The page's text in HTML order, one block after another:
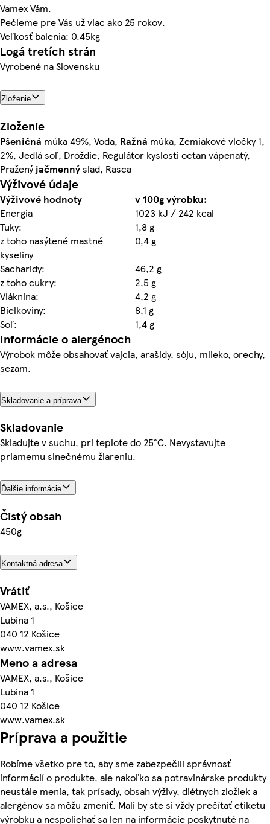
Vamex Vám.
Pečieme pre Vás už viac ako 25 rokov.
Veľkosť balenia: 0.45kg
Logá tretích strán
Vyrobené na Slovensku
Zloženie
Zloženie
Pšeničná múka 49%, Voda, Ražná múka, Zemiakové vločky 1,
2%, Jedlá soľ, Droždie, Regulátor kyslosti octan vápenatý,
Praženýjačmennýslad, Rasca
Výživové údaje
Výživové hodnoty
v 100g výrobku:
Energia
1023 kJ / 242 kcal
Tuky:
1,8 g
z toho nasýtené mastné
kyseliny
0,4 g
Sacharidy:
46,2 g
z toho cukry:
2,5 g
Vláknina:
4,2 g
Bielkoviny:
8,1 g
Soľ:
1,4 g
Informácie o alergénoch
Výrobok môže obsahovať vajcia, arašidy, sóju, mlieko, orechy,
sezam.
Skladovanie a príprava
Skladovanie
Skladujte v suchu, pri teplote do 25°C. Nevystavujte
priamemu slnečnému žiareniu.
Ďalšie informácie
Čistý obsah
450g
Kontaktná adresa
Vrátiť
VAMEX, a.s., Košice
Lubina 1
040 12 Košice
www.vamex.sk
Meno a adresa
VAMEX, a.s., Košice
Lubina 1
040 12 Košice
www.vamex.sk
Príprava a použitie
Robíme všetko pre to, aby sme zabezpečili správnosť
informácií o produkte, ale nakoľko sa potravinárske produkty
neustále menia, tak prísady, obsah výživy, diétnych zložiek a
alergénov sa môžu zmeniť. Mali by ste si vždy prečítať etiketu
výrobku a nespoliehať sa len na informácie poskytnuté na